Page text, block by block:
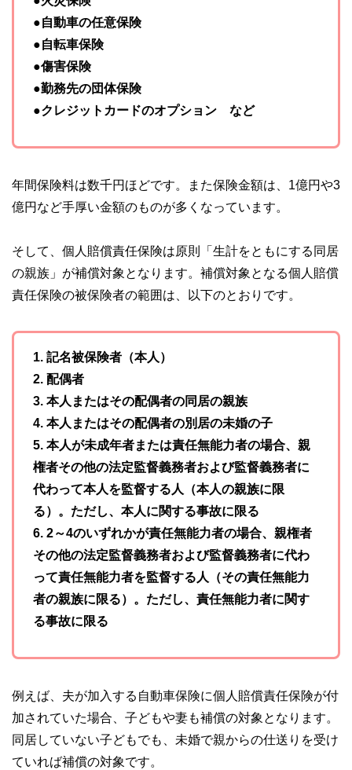
●自動車の任意保険
●自転車保険
●傷害保険
●勤務先の団体保険
●クレジットカードのオプション など
年間保険料は数千円ほどです。また保険金額は、1億円や3
億円など手厚い金額のものが多くなっています。
そして、個人賠償責任保険は原則「生計をともにする同居
の親族」が補償対象となります。補償対象となる個人賠償
責任保険の被保険者の範囲は、以下のとおりです。
1. 記名被保険者（本人）
2. 配偶者
3. 本人またはその配偶者の同居の親族
4. 本人またはその配偶者の別居の未婚の子
5. 本人が未成年者または責任無能力者の場合、親
権者その他の法定監督義務者および監督義務者に
代わって本人を監督する人（本人の親族に限
る）。ただし、本人に関する事故に限る
6. 2～4のいずれかが責任無能力者の場合、親権者
その他の法定監督義務者および監督義務者に代わ
って責任無能力者を監督する人（その責任無能力
者の親族に限る）。ただし、責任無能力者に関す
る事故に限る
例えば、夫が加入する自動車保険に個人賠償責任保険が付
加されていた場合、子どもや妻も補償の対象となります。
同居していない子どもでも、未婚で親からの仕送りを受け
ていれば補償の対象です。